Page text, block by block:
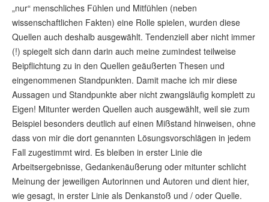
„nur“ menschliches Fühlen und Mitfühlen (neben
wissenschaftlichen Fakten) eine Rolle spielen, wurden diese
Quellen auch deshalb ausgewählt. Tendenziell aber nicht immer
(!) spiegelt sich dann darin auch meine zumindest teilweise
Beipflichtung zu in den Quellen geäußerten Thesen und
eingenommenen Standpunkten. Damit mache ich mir diese
Aussagen und Standpunkte aber nicht zwangsläufig komplett zu
Eigen! Mitunter werden Quellen auch ausgewählt, weil sie zum
Beispiel besonders deutlich auf einen Mißstand hinweisen, ohne
dass von mir die dort genannten Lösungsvorschlägen in jedem
Fall zugestimmt wird. Es bleiben in erster Linie die
Arbeitsergebnisse, Gedankenäußerung oder mitunter schlicht
Meinung der jeweiligen Autorinnen und Autoren und dient hier,
wie gesagt, in erster Linie als Denkanstoß und / oder Quelle.